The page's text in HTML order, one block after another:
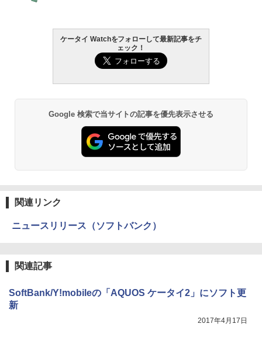
ケータイ Watchをフォローして最新記事をチ
ェック！
Google 検索で当サイトの記事を優先表示させる
関連リンク
ニュースリリース（ソフトバンク）
関連記事
SoftBank/Y!mobileの「AQUOS ケータイ2」にソフト更
新
2017年4月17日